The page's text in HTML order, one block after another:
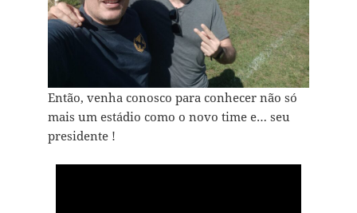
Então, venha conosco para conhecer não só
mais um estádio como o novo time e… seu
presidente !